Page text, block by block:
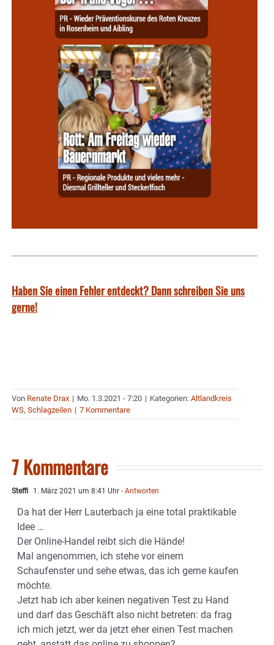
Haben Sie einen Fehler entdeckt? Dann schreiben Sie uns
gerne!
Von Renate Drax | Mo. 1.3.2021 - 7:20 | Kategorien: Altlandkreis
WS, Schlagzeilen | 7 Kommentare
7 Kommentare
Steffi 1. März 2021 um 8:41 Uhr - Antworten
Da hat der Herr Lauterbach ja eine total praktikable
Idee …
Der Online-Handel reibt sich die Hände!
Mal angenommen, ich stehe vor einem
Schaufenster und sehe etwas, das ich gerne kaufen
möchte.
Jetzt hab ich aber keinen negativen Test zu Hand
und darf das Geschäft also nicht betreten: da frag
ich mich jetzt, wer da jetzt eher einen Test machen